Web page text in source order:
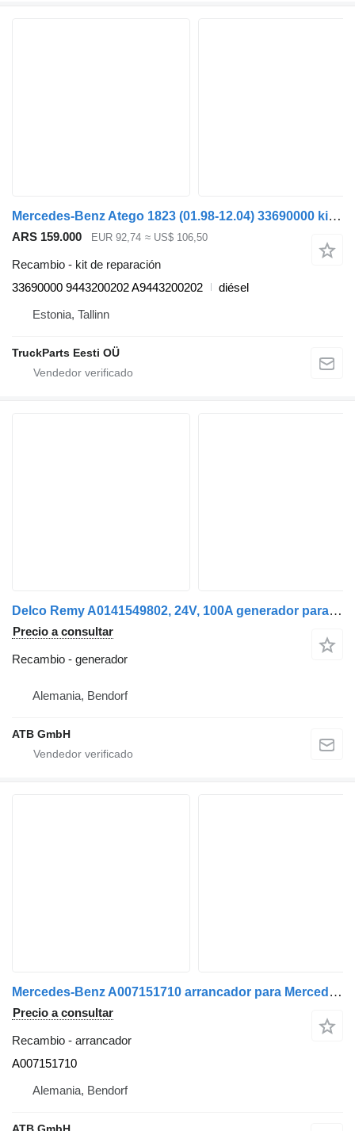
Mercedes-Benz Atego 1823 (01.98-12.04) 33690000 kit de reparación para Mercedes-Benz Atego, Atego 2, Atego 3 (1996-) cabeza tractora
ARS 159.000 EUR 92,74 ≈ US$ 106,50
Recambio - kit de reparación
33690000 9443200202 A9443200202
diésel
Estonia, Tallinn
TruckParts Eesti OÜ
Delco Remy A0141549802, 24V, 100A generador para Mercedes-Benz Atego3, Euro6 camión
Precio a consultar
Recambio - generador
Alemania, Bendorf
ATB GmbH
Mercedes-Benz A007151710 arrancador para Mercedes-Benz Atego3, Euro6 camión
Precio a consultar
Recambio - arrancador
A007151710
Alemania, Bendorf
ATB GmbH